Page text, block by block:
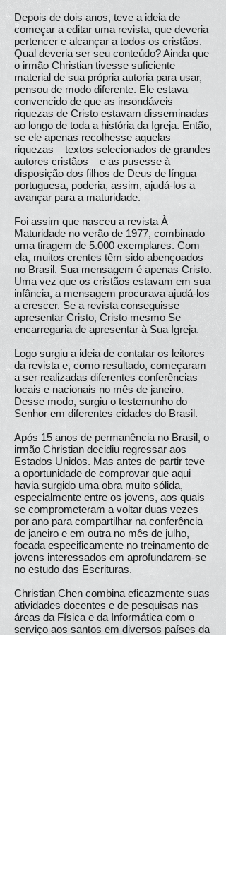
Depois de dois anos, teve a ideia de
começar a editar uma revista, que deveria
pertencer e alcançar a todos os cristãos.
Qual deveria ser seu conteúdo? Ainda que
o irmão Christian tivesse suficiente
material de sua própria autoria para usar,
pensou de modo diferente. Ele estava
convencido de que as insondáveis
riquezas de Cristo estavam disseminadas
ao longo de toda a história da Igreja. Então,
se ele apenas recolhesse aquelas
riquezas – textos selecionados de grandes
autores cristãos – e as pusesse à
disposição dos filhos de Deus de língua
portuguesa, poderia, assim, ajudá-los a
avançar para a maturidade.
Foi assim que nasceu a revista À
Maturidade no verão de 1977, combinado
uma tiragem de 5.000 exemplares. Com
ela, muitos crentes têm sido abençoados
no Brasil. Sua mensagem é apenas Cristo.
Uma vez que os cristãos estavam em sua
infância, a mensagem procurava ajudá-los
a crescer. Se a revista conseguisse
apresentar Cristo, Cristo mesmo Se
encarregaria de apresentar à Sua Igreja.
Logo surgiu a ideia de contatar os leitores
da revista e, como resultado, começaram
a ser realizadas diferentes conferências
locais e nacionais no mês de janeiro.
Desse modo, surgiu o testemunho do
Senhor em diferentes cidades do Brasil.
Após 15 anos de permanência no Brasil, o
irmão Christian decidiu regressar aos
Estados Unidos. Mas antes de partir teve
a oportunidade de comprovar que aqui
havia surgido uma obra muito sólida,
especialmente entre os jovens, aos quais
se comprometeram a voltar duas vezes
por ano para compartilhar na conferência
de janeiro e em outra no mês de julho,
focada especificamente no treinamento de
jovens interessados em aprofundarem-se
no estudo das Escrituras.
Christian Chen combina eficazmente suas
atividades docentes e de pesquisas nas
áreas da Física e da Informática com o
serviço aos santos em diversos países da